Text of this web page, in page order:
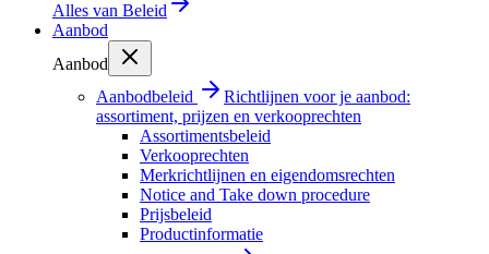
Alles van Beleid
Aanbod
Aanbod
Aanbodbeleid
Richtlijnen voor je aanbod:
assortiment, prijzen en verkooprechten
Assortimentsbeleid
Verkooprechten
Merkrichtlijnen en eigendomsrechten
Notice and Take down procedure
Prijsbeleid
Productinformatie